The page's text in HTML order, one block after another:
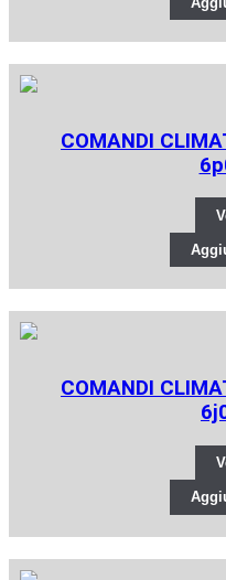
COMANDI
COMANDI